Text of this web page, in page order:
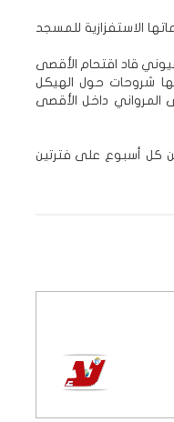
الاستفزازية للمسجد
قاد اقتحام الأقصى
شروحات حول الهيكل
المرواني داخل الأقصى
كل أسبوع على فترتين